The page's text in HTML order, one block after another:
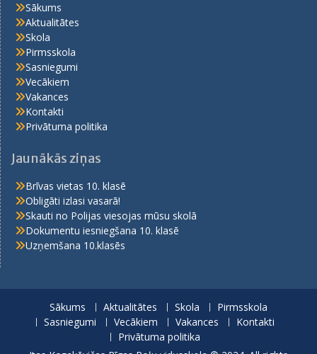
Sākums
Aktualitātes
Skola
Pirmsskola
Sasniegumi
Vecākiem
Vakances
Kontakti
Privātuma politika
Jaunākās ziņas
Brīvas vietas 10. klasē
Obligāti izlasi vasarā!
Skauti no Polijas viesojas mūsu skolā
Dokumentu iesniegšana 10. klasē
Uzņemšana 10.klasēs
Sākums Aktualitātes Skola
Pirmsskola
Sasniegumi
Vecākiem Vakances
Kontakti
Privātuma politika